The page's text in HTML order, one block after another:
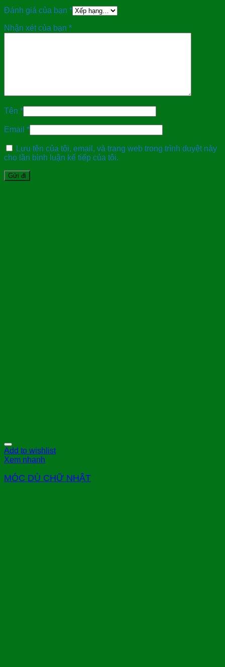
Đánh giá của bạn *
Nhận xét của bạn *
Tên *
Email *
Lưu tên của tôi, email, và trang web trong trình duyệt này
cho lần bình luận kế tiếp của tôi.
Add to wishlist
Xem nhanh
MÓC DÙ CHỮ NHẬT